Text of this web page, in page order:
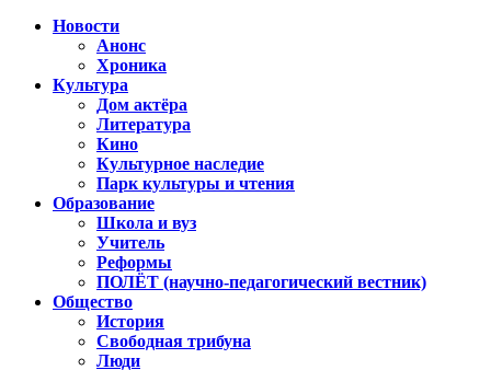
Новости
Анонс
Хроника
Культура
Дом актёра
Литература
Кино
Культурное наследие
Парк культуры и чтения
Образование
Школа и вуз
Учитель
Реформы
ПОЛЁТ (научно-педагогический вестник)
Общество
История
Свободная трибуна
Люди